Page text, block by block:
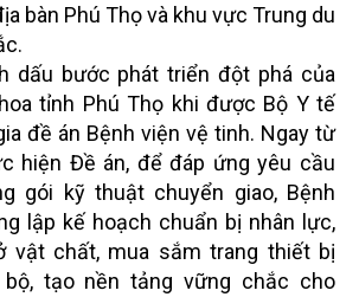
bàn Phú Thọ và khu vực Trung du
dấu bước phát triển đột phá của
tỉnh Phú Thọ khi được Bộ Y tế
đề án Bệnh viện vệ tinh. Ngay từ
hiện Đề án, để đáp ứng yêu cầu
gói kỹ thuật chuyển giao, Bệnh
lập kế hoạch chuẩn bị nhân lực,
vật chất, mua sắm trang thiết bị
bộ, tạo nền tảng vững chắc cho